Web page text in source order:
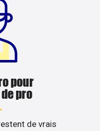
pour
pro
de vrais